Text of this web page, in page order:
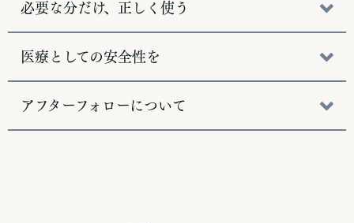
必要な分だけ、正しく使う
医療としての安全性を
アフターフォローについて